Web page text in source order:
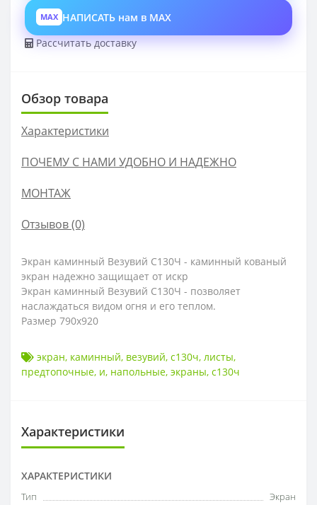
MAX НАПИСАТЬ нам в MAX
Рассчитать доставку
Обзор товара
Характеристики
ПОЧЕМУ С НАМИ УДОБНО И НАДЕЖНО
МОНТАЖ
Отзывов (0)
Экран каминный Везувий С130Ч - каминный кованый
экран надежно защищает от искр
Экран каминный Везувий С130Ч - позволяет
наслаждаться видом огня и его теплом.
Размер 790х920
экран, каминный, везувий, с130ч, листы,
предтопочные, и, напольные, экраны, с130ч
Характеристики
ХАРАКТЕРИСТИКИ
Тип Экран